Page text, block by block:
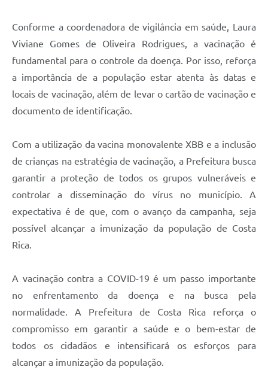
Conforme a coordenadora de vigilância em saúde, Laura
Viviane Gomes de Oliveira Rodrigues, a vacinação é
fundamental para o controle da doença. Por isso, reforça
a importância de a população estar atenta às datas e
locais de vacinação, além de levar o cartão de vacinação e
documento de identificação.
Com a utilização da vacina monovalente XBB e a inclusão
de crianças na estratégia de vacinação, a Prefeitura busca
garantir a proteção de todos os grupos vulneráveis e
controlar a disseminação do vírus no município. A
expectativa é de que, com o avanço da campanha, seja
possível alcançar a imunização da população de Costa
Rica.
A vacinação contra a COVID-19 é um passo importante
no enfrentamento da doença e na busca pela
normalidade. A Prefeitura de Costa Rica reforça o
compromisso em garantir a saúde e o bem-estar de
todos os cidadãos e intensificará os esforços para
alcançar a imunização da população.